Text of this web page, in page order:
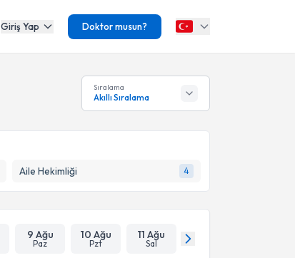
Giriş Yap Doktor musun?
Sıralama
Akıllı Sıralama
Aile Hekimliği 4
9 Ağu
Paz
10 Ağu
Pzt
11 Ağu
Sal